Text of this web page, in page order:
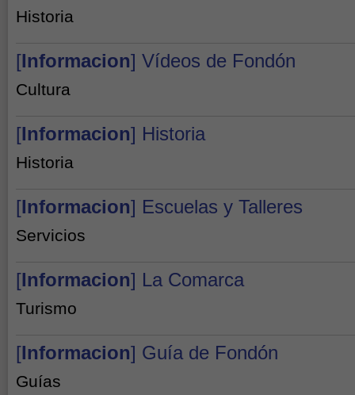
Historia
[Informacion] Vídeos de Fondón
Cultura
[Informacion] Historia
Historia
[Informacion] Escuelas y Talleres
Servicios
[Informacion] La Comarca
Turismo
[Informacion] Guía de Fondón
Guías